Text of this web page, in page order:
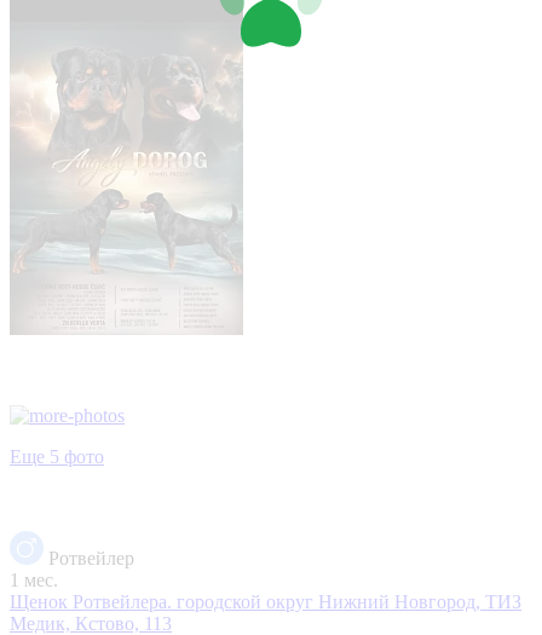
Еще 5 фото
Ротвейлер
1 мес.
Щенок Ротвейлера. городской округ Нижний Новгород, ТИЗ
Медик, Кстово, 113